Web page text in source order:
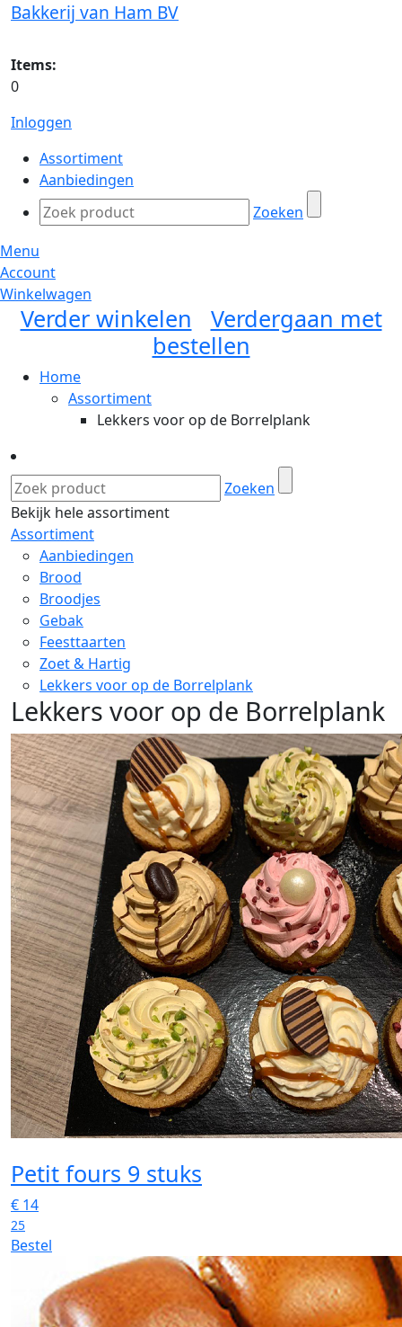
Bakkerij van Ham BV
Items:
0
Inloggen
Assortiment
Aanbiedingen
Zoeken
Menu
Account
Winkelwagen
Verder winkelen
Verdergaan met
bestellen
Home
Assortiment
Lekkers voor op de Borrelplank
Zoeken
Bekijk hele assortiment
Assortiment
Aanbiedingen
Brood
Broodjes
Gebak
Feesttaarten
Zoet & Hartig
Lekkers voor op de Borrelplank
Lekkers voor op de Borrelplank
Petit fours 9 stuks
€ 14
25
Bestel